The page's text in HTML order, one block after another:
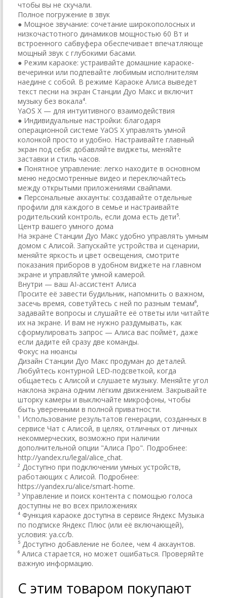
чтобы вы не скучали.
Полное погружение в звук
● Мощное звучание: сочетание широкополосных и
низкочастотного динамиков мощностью 60 Вт и
встроенного сабвуфера обеспечивает впечатляюще
мощный звук с глубокими басами.
● Режим караоке: устраивайте домашние караоке-
вечеринки или подпевайте любимым исполнителям
наедине с собой. В режиме Караоке Алиса выведет
текст песни на экран Станции Дуо Макс и включит
музыку без вокала⁴.
YaOS Х — для интуитивного взаимодействия
● Индивидуальные настройки: благодаря
операционной системе YaOS X управлять умной
колонкой просто и удобно. Настраивайте главный
экран под себя: добавляйте виджеты, меняйте
заставки и стиль часов.
● Понятное управление: легко находите в основном
меню недосмотренные видео и переключайтесь
между открытыми приложениями свайпами.
● Персональные аккаунты: создавайте отдельные
профили для каждого в семье и настраивайте
родительский контроль, если дома есть дети⁵.
Центр вашего умного дома
На экране Станции Дуо Макс удобно управлять умным
домом с Алисой. Запускайте устройства и сценарии,
меняйте яркость и цвет освещения, смотрите
показания приборов в удобном виджете на главном
экране и управляйте умной камерой.
Внутри — ваш AI-ассистент Алиса
Просите её завести будильник, напомнить о важном,
засечь время, советуйтесь с ней по разным темам⁶,
задавайте вопросы и слушайте её ответы или читайте
их на экране. И вам не нужно раздумывать, как
сформулировать запрос — Алиса вас поймёт, даже
если дадите ей сразу две команды.
Фокус на нюансы
Дизайн Станции Дуо Макс продуман до деталей.
Любуйтесь контурной LED-подсветкой, когда
общаетесь с Алисой и слушаете музыку. Меняйте угол
наклона экрана одним лёгким движением. Закрывайте
шторку камеры и выключайте микрофоны, чтобы
быть уверенными в полной приватности.
¹ Использование результатов генерации, созданных в
сервисе Чат с Алисой, в целях, отличных от личных
некоммерческих, возможно при наличии
дополнительной опции "Алиса Про". Подробнее:
http://yandex.ru/legal/alice_chat.
² Доступно при подключении умных устройств,
работающих с Алисой. Подробнее:
https://yandex.ru/alice/smart-home.
³ Управление и поиск контента с помощью голоса
доступны не во всех приложениях
⁴ Функция караоке доступна в сервисе Яндекс Музыка
по подписке Яндекс Плюс (или её включающей),
условия: ya.cc/b.
⁵ Доступно добавление не более, чем 4 аккаунтов.
⁶ Алиса старается, но может ошибаться. Проверяйте
важную информацию.
С этим товаром покупают